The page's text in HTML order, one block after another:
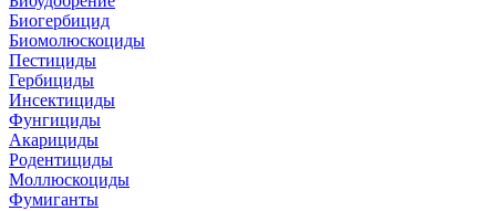
Биогербицид
Биомолюскоциды
Пестициды
Гербициды
Инсектициды
Фунгициды
Акарициды
Родентициды
Моллюскоциды
Фумиганты